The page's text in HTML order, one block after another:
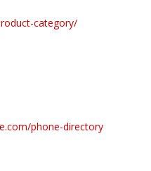
category/
phone-directory